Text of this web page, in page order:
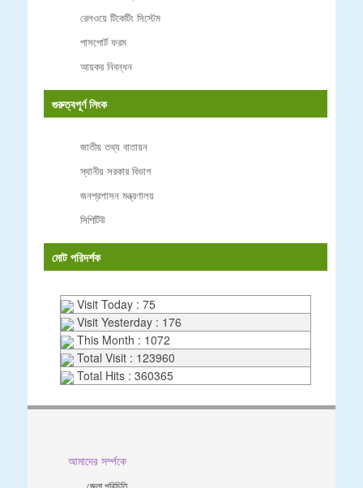
রেলওয়ে টিকেটিং সিস্টেম
পাসপোর্ট ফরম
আয়কর নিবন্ধন
গুরুত্বপূর্ণ লিংক
জাতীয় তথ্য বাতায়ন
স্থানীয় সরকার বিভাগ
জনপ্রশাসন মন্ত্রণালয়
সিপিটিউ
মোট পরিদর্শক
Visit Today : 75
Visit Yesterday : 176
This Month : 1072
Total Visit : 123960
Total Hits : 360365
আমাদের সর্ম্পকে